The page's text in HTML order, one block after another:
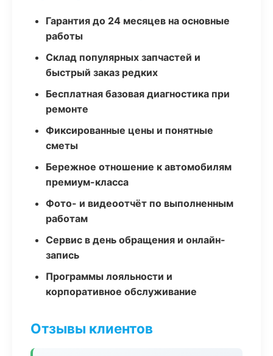
Гарантия до 24 месяцев на основные
работы
Склад популярных запчастей и
быстрый заказ редких
Бесплатная базовая диагностика при
ремонте
Фиксированные цены и понятные
сметы
Бережное отношение к автомобилям
премиум-класса
Фото- и видеоотчёт по выполненным
работам
Сервис в день обращения и онлайн-
запись
Программы лояльности и
корпоративное обслуживание
Отзывы клиентов